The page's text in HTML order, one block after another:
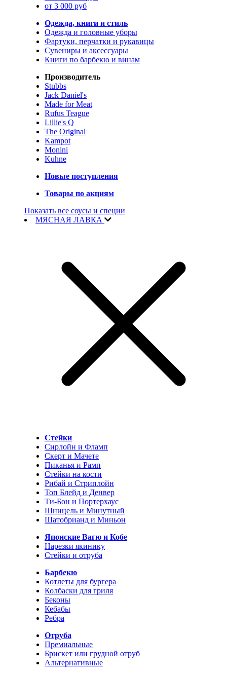
от 3 000 руб
Одежда, книги и стиль
Одежда и головные уборы
Фартуки, перчатки и рукавицы
Сувениры и аксессуары
Книги по барбекю и винам
Производитель
Stubbs
Jack Daniel's
Made for Meat
Rufus Teague
Lillie's Q
The Original
Kampot
Monini
Kuhne
Новые поступления
Товары по акциям
Показать все соусы и специи
МЯСНАЯ ЛАВКА
Стейки
Сирлойн и Фламп
Скерт и Мачете
Пиканья и Рамп
Стейки на кости
Рибай и Стриплойн
Топ Блейд и Денвер
Ти-Бон и Портерхаус
Шницель и Минутный
Шатобрианд и Миньон
Японские Вагю и Кобе
Нарезки якинику
Стейки и отруба
Барбекю
Котлеты для бургера
Колбаски для гриля
Беконы
Кебабы
Ребра
Отруба
Премиальные
Брискет или грудной отруб
Альтернативные